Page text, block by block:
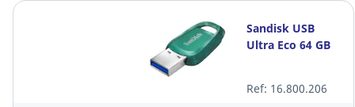
Sandisk USB
Ultra Eco 64 GB
Ref: 16.800.206